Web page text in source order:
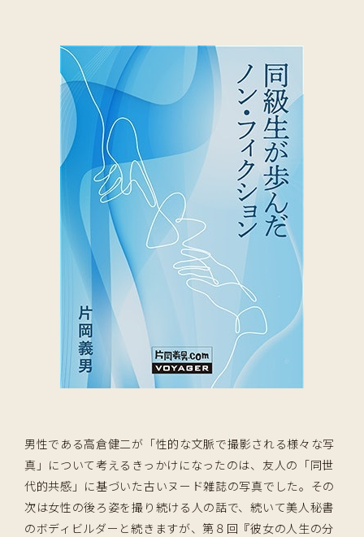
男性である高倉健二が「性的な文脈で撮影される様々な写
真」について考えるきっかけになったのは、友人の「同世
代的共感」に基づいた古いヌード雑誌の写真でした。その
次は女性の後ろ姿を撮り続ける人の話で、続いて美人秘書
のボディビルダーと続きますが、第８回『彼女の人生の分